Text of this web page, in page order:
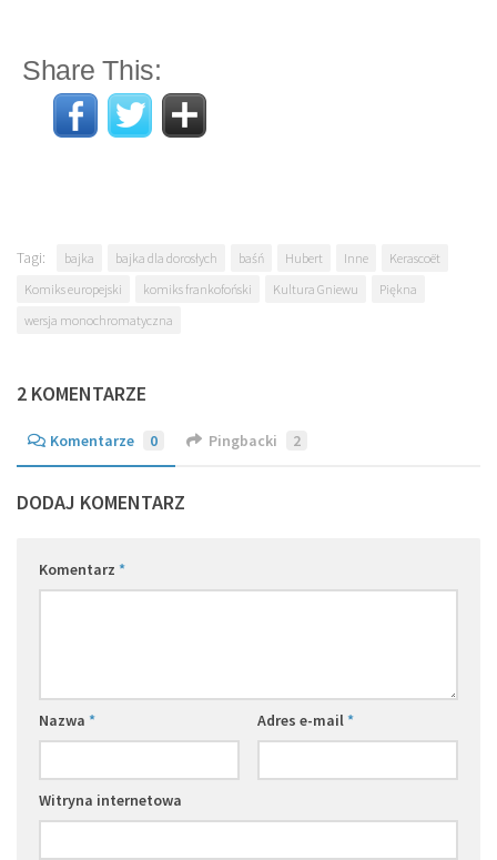
Share This:
Tagi: bajka bajka dla dorosłych baśń Hubert Inne
Kerascoët
Komiks europejski
komiks frankofoński Kultura Gniewu
Piękna
wersja monochromatyczna
2 KOMENTARZE
Komentarze 0 Pingbacki 2
DODAJ KOMENTARZ
Komentarz *
Nazwa * Adres e-mail*
Witryna internetowa